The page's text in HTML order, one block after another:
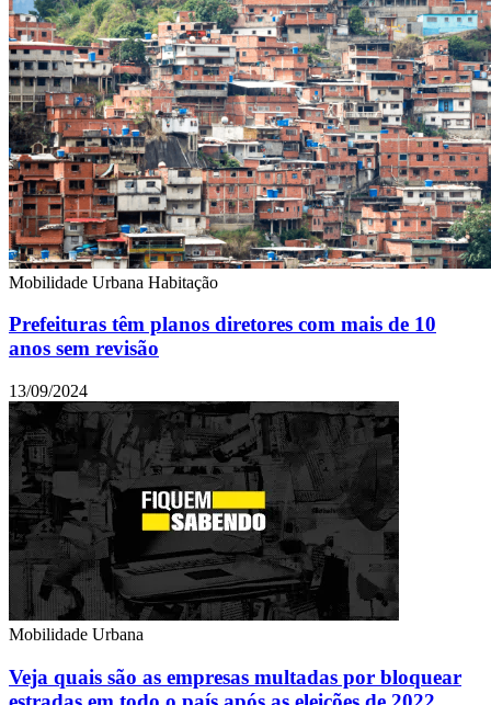
Mobilidade Urbana Habitação
Prefeituras têm planos diretores com mais de 10
anos sem revisão
13/09/2024
Mobilidade Urbana
Veja quais são as empresas multadas por bloquear